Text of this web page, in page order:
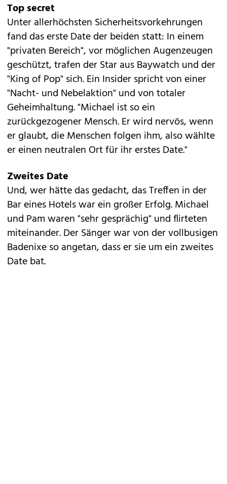
Top secret
Unter allerhöchsten Sicherheitsvorkehrungen
fand das erste Date der beiden statt: In einem
"privaten Bereich", vor möglichen Augenzeugen
geschützt, trafen der Star aus Baywatch und der
"King of Pop" sich. Ein Insider spricht von einer
"Nacht- und Nebelaktion" und von totaler
Geheimhaltung. "Michael ist so ein
zurückgezogener Mensch. Er wird nervös, wenn
er glaubt, die Menschen folgen ihm, also wählte
er einen neutralen Ort für ihr erstes Date."
Zweites Date
Und, wer hätte das gedacht, das Treffen in der
Bar eines Hotels war ein großer Erfolg. Michael
und Pam waren "sehr gesprächig" und flirteten
miteinander. Der Sänger war von der vollbusigen
Badenixe so angetan, dass er sie um ein zweites
Date bat.